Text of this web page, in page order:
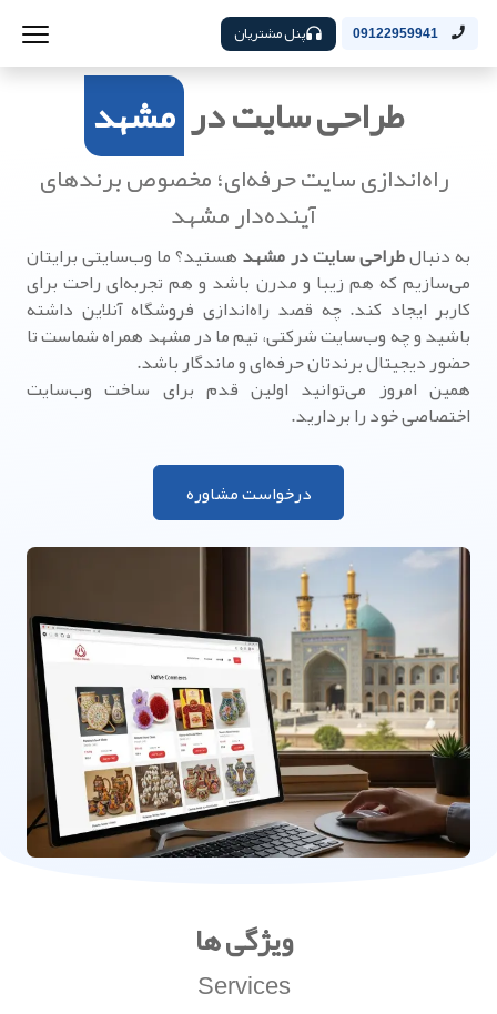
09122959941 پنل مشتریان
طراحی سایت در مشهد
راه‌اندازی سایت حرفه‌ای؛ مخصوص برندهای
آینده‌دار مشهد
به دنبالطراحی سایت در مشهدهستید؟ ما وب‌سایتی برایتان
می‌سازیم که هم زیبا و مدرن باشد و هم تجربه‌ای راحت برای
کاربر ایجاد کند. چه قصد راه‌اندازی فروشگاه آنلاین داشته
باشید و چه وب‌سایت شرکتی، تیم ما در مشهد همراه شماست تا
حضور دیجیتال برندتان حرفه‌ای و ماندگار باشد.
همین امروز می‌توانید اولین قدم برای ساخت وب‌سایت
اختصاصی خود را بردارید.
درخواست مشاوره
ویژگی ها
Services